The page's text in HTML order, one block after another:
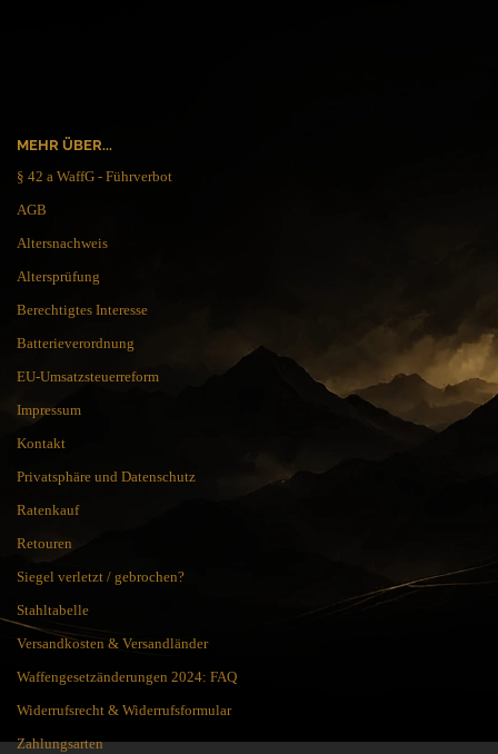
MEHR ÜBER...
§ 42 a WaffG - Führverbot
AGB
Altersnachweis
Altersprüfung
Berechtigtes Interesse
Batterieverordnung
EU-Umsatzsteuerreform
Impressum
Kontakt
Privatsphäre und Datenschutz
Ratenkauf
Retouren
Siegel verletzt / gebrochen?
Stahltabelle
Versandkosten & Versandländer
Waffengesetzänderungen 2024: FAQ
Widerrufsrecht & Widerrufsformular
Zahlungsarten